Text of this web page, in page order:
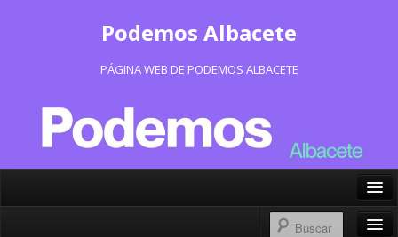
Podemos Albacete
PÁGINA WEB DE PODEMOS ALBACETE